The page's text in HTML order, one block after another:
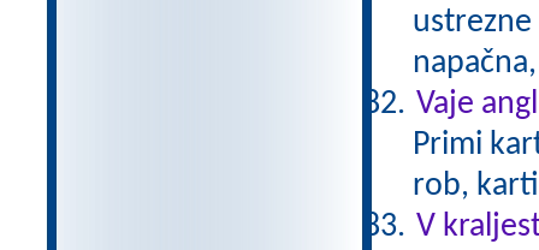
ustrezne
Vaje
Primi
rob,
V